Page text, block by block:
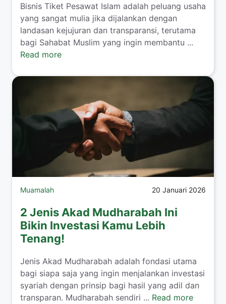
​Bisnis Tiket Pesawat Islam adalah peluang usaha
yang sangat mulia jika dijalankan dengan
landasan kejujuran dan transparansi, terutama
bagi Sahabat Muslim yang ingin membantu ...
Read more
Muamalah 20 Januari 2026
2 Jenis Akad Mudharabah Ini
Bikin Investasi Kamu Lebih
Tenang!
​Jenis Akad Mudharabah adalah fondasi utama
bagi siapa saja yang ingin menjalankan investasi
syariah dengan prinsip bagi hasil yang adil dan
transparan. Mudharabah sendiri ... Read more